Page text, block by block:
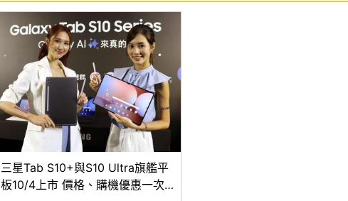
三星Tab S10+與S10 Ultra旗艦平
板10/4上市 價格、購機優惠一次